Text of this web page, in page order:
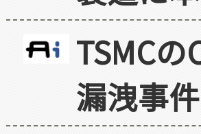
TSMC
漏洩事